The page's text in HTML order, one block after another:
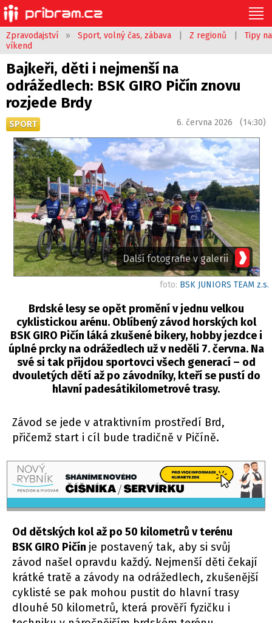
Zpravodajství » Sport, volný čas, zábava Z regionů
Tipy na
víkend
Bajkeři, děti i nejmenší na
odrážedlech: BSK GIRO Pičín znovu
rozjede Brdy
SPORT 6. června 2026 (14:30)
Další fotografie v galerii
foto: BSK JUNIORS TEAM z.s.
Brdské lesy se opět promění v jednu velkou
cyklistickou arénu. Oblíbený závod horských kol
BSK GIRO Pičín láká zkušené bikery, hobby jezdce i
úplné prcky na odrážedlech už v neděli 7. června. Na
své si tak přijdou sportovci všech generací – od
dvouletých dětí až po závodníky, kteří se pustí do
hlavní padesátikilometrové trasy.
Závod se jede v atraktivním prostředí Brd,
přičemž start i cíl bude tradičně v Pičíně.
Od dětských kol až po 50 kilometrů v terénu
BSK GIRO Pičín je postavený tak, aby si svůj
závod našel opravdu každý. Nejmenší děti čekají
krátké tratě a závody na odrážedlech, zkušenější
cyklisté se pak mohou pustit do hlavní trasy
dlouhé 50 kilometrů, která prověří fyzičku i